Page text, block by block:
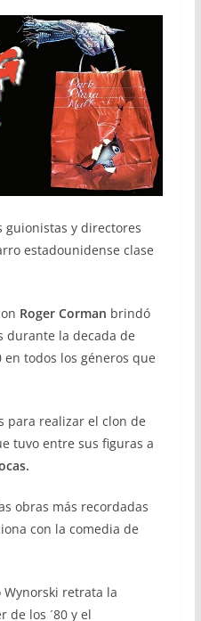
guionistas y directores
estadounidense clase
Roger Corman brindó
durante la decada de
en todos los géneros que
para realizar el clon de
tuvo entre sus figuras a
obras más recordadas
con la comedia de
retrata la
de los ´80 y el